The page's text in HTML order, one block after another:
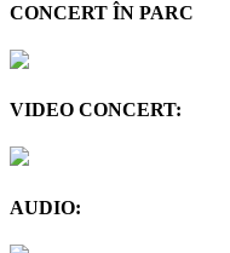
CONCERT ÎN PARC
VIDEO CONCERT:
AUDIO: